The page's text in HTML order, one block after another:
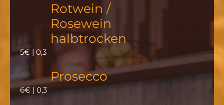
Rotwein /
Rosewein
halbtrocken
5€ | 0,3
Prosecco
6€ | 0,3